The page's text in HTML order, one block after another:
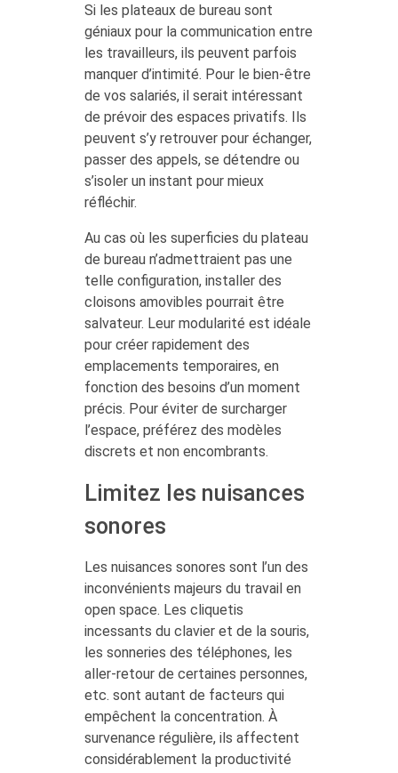
Si les plateaux de bureau sont
géniaux pour la communication entre
les travailleurs, ils peuvent parfois
manquer d’intimité. Pour le bien-être
de vos salariés, il serait intéressant
de prévoir des espaces privatifs. Ils
peuvent s’y retrouver pour échanger,
passer des appels, se détendre ou
s’isoler un instant pour mieux
réfléchir.
Au cas où les superficies du plateau
de bureau n’admettraient pas une
telle configuration, installer des
cloisons amovibles pourrait être
salvateur. Leur modularité est idéale
pour créer rapidement des
emplacements temporaires, en
fonction des besoins d’un moment
précis. Pour éviter de surcharger
l’espace, préférez des modèles
discrets et non encombrants.
Limitez les nuisances
sonores
Les nuisances sonores sont l’un des
inconvénients majeurs du travail en
open space. Les cliquetis
incessants du clavier et de la souris,
les sonneries des téléphones, les
aller-retour de certaines personnes,
etc. sont autant de facteurs qui
empêchent la concentration. À
survenance régulière, ils affectent
considérablement la productivité